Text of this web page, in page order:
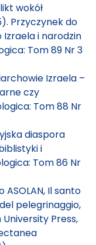
wokół
Przyczynek do
i narodzin
Tom 89 Nr 3
Izraela –
czy
Tom 88 Nr
diaspora
i
Tom 86 Nr
ASOLAN, Il santo
pelegrinaggio,
Press,